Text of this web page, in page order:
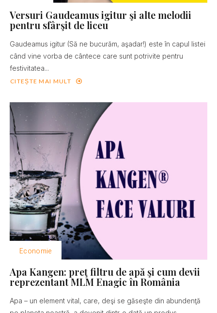
Versuri Gaudeamus igitur şi alte melodii
pentru sfârşit de liceu
Gaudeamus igitur (Să ne bucurăm, aşadar!) este în capul listei
când vine vorba de cântece care sunt potrivite pentru
festivitatea...
CITEȘTE MAI MULT
Economie
Apa Kangen: preţ filtru de apă şi cum devii
reprezentant MLM Enagic în România
Apa – un element vital, care, deşi se găseşte din abundenţă